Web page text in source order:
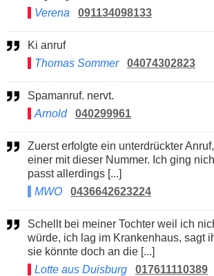
Verena
091134098133
Ki anruf
Thomas Sommer
04074302823
Spamanruf. nervt.
Arnold
040299961
Zuerst erfolgte ein unterdrückter Anruf, danach sofort
einer mit dieser Nummer. Ich ging
passt allerdings [...]
MWO
0436642623224
Schellt bei meiner Tochter weil ich nicht aufmachen
würde, ich lag im Krankenhaus, sagt
sie könnte doch an die [...]
Lotte aus Duisburg
017611110389